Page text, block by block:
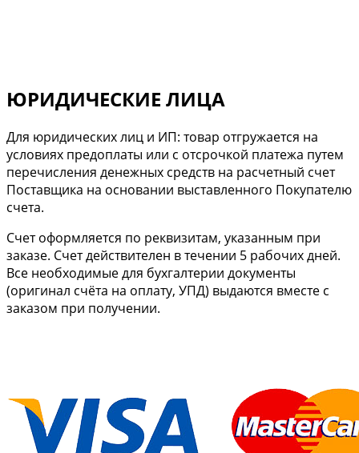
ЮРИДИЧЕСКИЕ ЛИЦА
Для юридических лиц и ИП: товар отгружается на
условиях предоплаты или с отсрочкой платежа путем
перечисления денежных средств на расчетный счет
Поставщика на основании выставленного Покупателю
счета.
Cчет оформляется по реквизитам, указанным при
заказе. Счет действителен в течении 5 рабочих дней.
Все необходимые для бухгалтерии документы
(оригинал счёта на оплату, УПД) выдаются вместе с
заказом при получении.